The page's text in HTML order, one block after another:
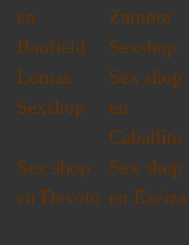
en
Banfield
Zamora
Sexshop
Lomas
Sexshop
Sex shop
en
Caballito
Sex shop
en Devoto
Sex shop
en Ezeiza